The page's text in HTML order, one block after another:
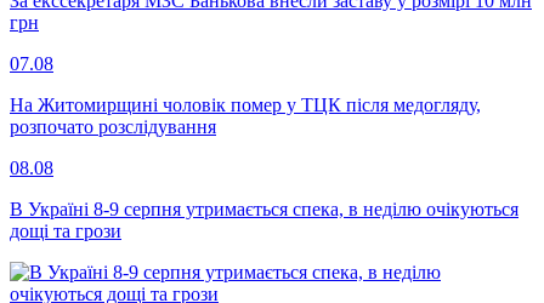
грн
07.08
На Житомирщині чоловік помер у ТЦК після медогляду,
розпочато розслідування
08.08
В Україні 8-9 серпня утримається спека, в неділю очікуються
дощі та грози